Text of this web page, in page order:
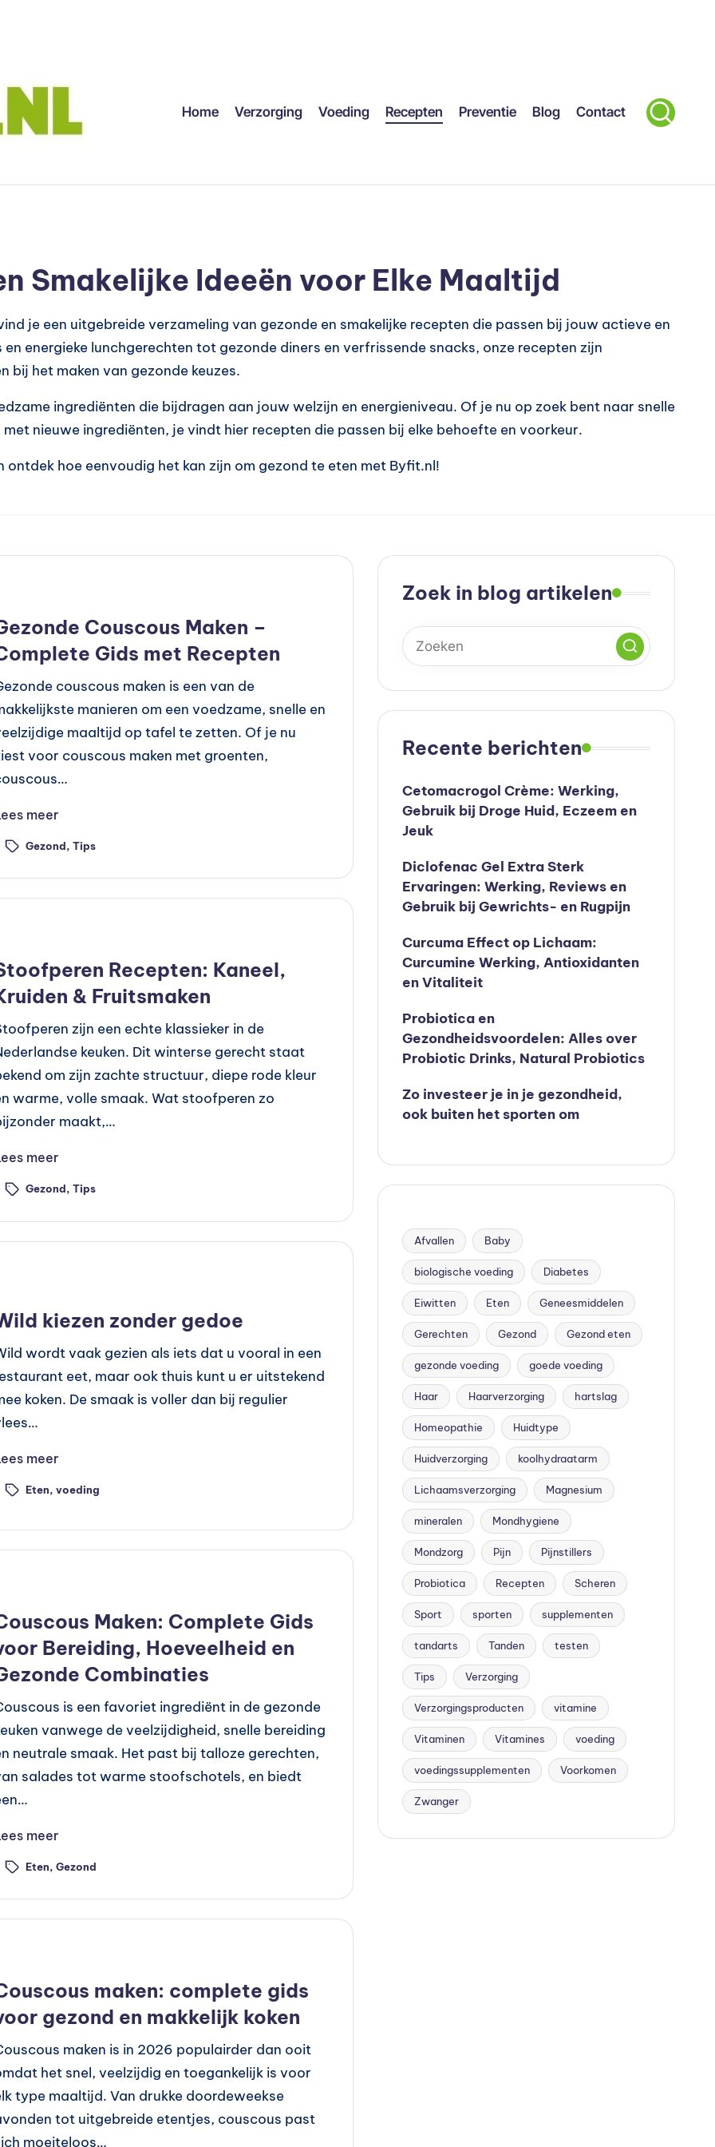
Home Verzorging Voeding Recepten Preventie Blog Contact
Smakelijke Ideeën voor Elke Maaltijd
je een uitgebreide verzameling van gezonde en smakelijke recepten die passen bij jouw actieve en
energieke lunchgerechten tot gezonde diners en verfrissende snacks, onze recepten zijn
bij het maken van gezonde keuzes.
ingrediënten die bijdragen aan jouw welzijn en energieniveau. Of je nu op zoek bent naar snelle
nieuwe ingrediënten, je vindt hier recepten die passen bij elke behoefte en voorkeur.
hoe eenvoudig het kan zijn om gezond te eten met Byfit.nl!
Couscous Maken –
Gids met Recepten
couscous maken is een van de
manieren om een voedzame, snelle en
maaltijd op tafel te zetten. Of je nu
voor couscous maken met groenten,
meer
Gezond, Tips
Recepten: Kaneel,
& Fruitsmaken
zijn een echte klassieker in de
keuken. Dit winterse gerecht staat
om zijn zachte structuur, diepe rode kleur
warme, volle smaak. Wat stoofperen zo
maakt,…
meer
Gezond, Tips
kiezen zonder gedoe
wordt vaak gezien als iets dat u vooral in een
eet, maar ook thuis kunt u er uitstekend
koken. De smaak is voller dan bij regulier
meer
Eten, voeding
Maken: Complete Gids
Bereiding, Hoeveelheid en
Combinaties
is een favoriet ingrediënt in de gezonde
vanwege de veelzijdigheid, snelle bereiding
neutrale smaak. Het past bij talloze gerechten,
salades tot warme stoofschotels, en biedt
meer
Eten Gezond
maken: complete gids
gezond en makkelijk koken
maken is in 2026 populairder dan ooit
het snel, veelzijdig en toegankelijk is voor
type maaltijd. Van drukke doordeweekse
tot uitgebreide etentjes, couscous past
moeiteloos…
Zoek in blog artikelen
Recente berichten
Cetomacrogol Crème: Werking,
Gebruik bij Droge Huid, Eczeem en
Jeuk
Diclofenac Gel Extra Sterk
Ervaringen: Werking, Reviews en
Gebruik bij Gewrichts- en Rugpijn
Curcuma Effect op Lichaam:
Curcumine Werking, Antioxidanten
en Vitaliteit
Probiotica en
Gezondheidsvoordelen: Alles over
Probiotic Drinks, Natural Probiotics
Zo investeer je in je gezondheid,
ook buiten het sporten om
Afvallen Baby
biologische voeding Diabetes
Eiwitten Eten Geneesmiddelen
Gerechten Gezond Gezond eten
gezonde voeding goede voeding
Haar Haarverzorging hartslag
Homeopathie Huidtype
Huidverzorging koolhydraatarm
Lichaamsverzorging Magnesium
mineralen Mondhygiene
Mondzorg Pijn Pijnstillers
Probiotica Recepten Scheren
Sport sporten supplementen
tandarts Tanden testen
Tips Verzorging
Verzorgingsproducten vitamine
Vitaminen Vitamines voeding
voedingssupplementen Voorkomen
Zwanger